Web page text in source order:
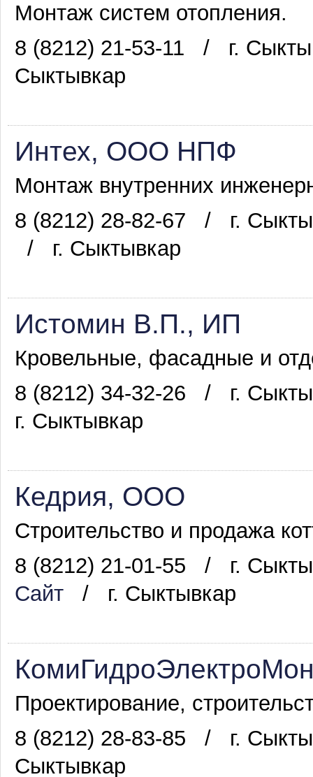
Монтаж систем отопления.
8 (8212) 21-53-11
/
г.
Сыктывкар
Интех, ООО НПФ
Монтаж внутренних
8 (8212) 28-82-67
/
г.
/
г. Сыктывкар
Истомин В.П., ИП
Кровельные, фасадные и
8 (8212) 34-32-26
/
г.
г. Сыктывкар
Кедрия, ООО
Строительство и продажа
8 (8212) 21-01-55
/
г.
Сайт
/ г. Сыктывкар
Проектирование,
8 (8212) 28-83-85
/
г.
Сыктывкар